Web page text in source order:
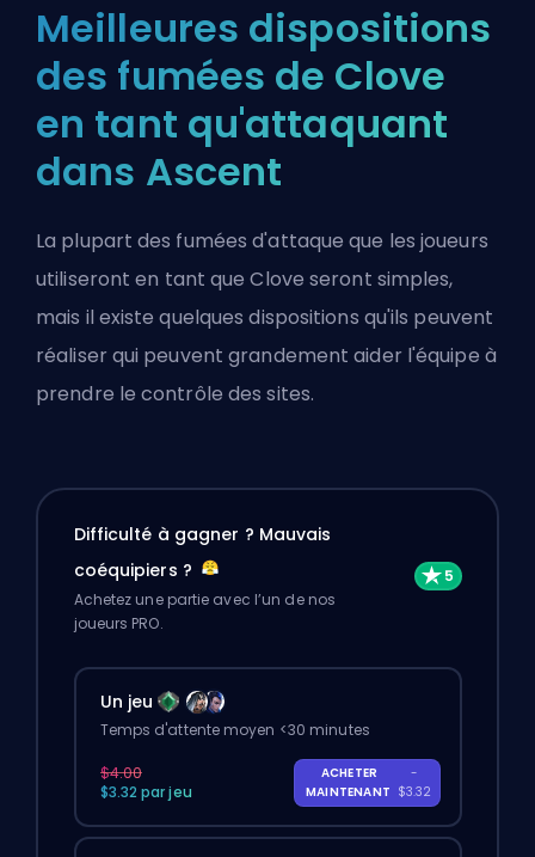
Meilleures dispositions
des fumées de Clove
en tant qu'attaquant
dans Ascent
La plupart des fumées d'attaque que les joueurs
utiliseront en tant que Clove seront simples,
mais il existe quelques dispositions qu'ils peuvent
réaliser qui peuvent grandement aider l'équipe à
prendre le contrôle des sites.
Difficulté à gagner ? Mauvais
coéquipiers ?
Achetez une partie avec l’un de nos
joueurs PRO.
Un jeu
Temps d'attente moyen <30 minutes
$4.00
$3.32 par jeu
ACHETER
MAINTENANT
-
$3.32